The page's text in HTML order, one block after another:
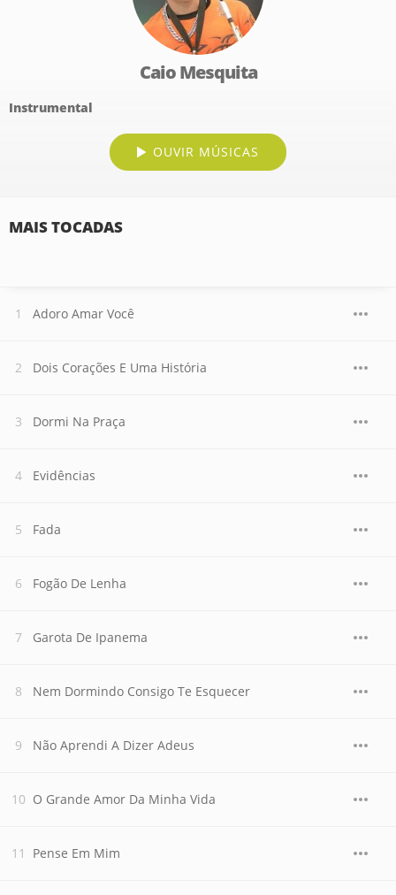
Caio Mesquita
Instrumental
OUVIR MÚSICAS
MAIS TOCADAS
Adoro Amar Você
Dois Corações E Uma História
Dormi Na Praça
Evidências
Fada
Fogão De Lenha
Garota De Ipanema
Nem Dormindo Consigo Te Esquecer
Não Aprendi A Dizer Adeus
O Grande Amor Da Minha Vida
Pense Em Mim